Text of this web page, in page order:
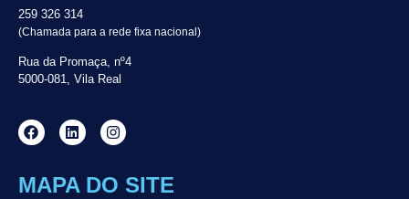
259 326 314
(Chamada para a rede fixa nacional)
Rua da Promaça, nº4
5000-081, Vila Real
MAPA DO SITE